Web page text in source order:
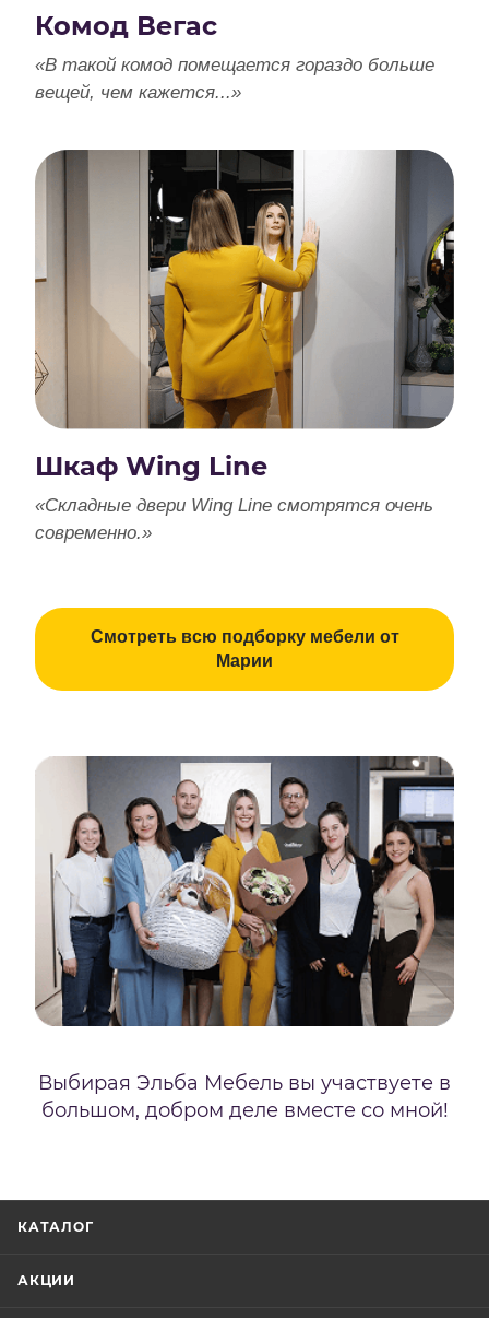
Комод Вегас
«В такой комод помещается гораздо больше
вещей, чем кажется...»
Шкаф Wing Line
«Складные двери Wing Line смотрятся очень
современно.»
Смотреть всю подборку мебели от
Марии
Выбирая Эльба Мебель вы участвуете в
большом, добром деле вместе со мной!
КАТАЛОГ
АКЦИИ